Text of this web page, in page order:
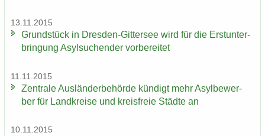
13.11.2015
Grund­stück in Dresden-​Gittersee wird für die Erst­un­ter­
brin­gung Asyl­su­chen­der vor­be­rei­tet
11.11.2015
Zen­tra­le Aus­län­der­be­hör­de kün­digt mehr Asyl­be­wer­
ber für Land­krei­se und kreis­freie Städ­te an
10.11.2015